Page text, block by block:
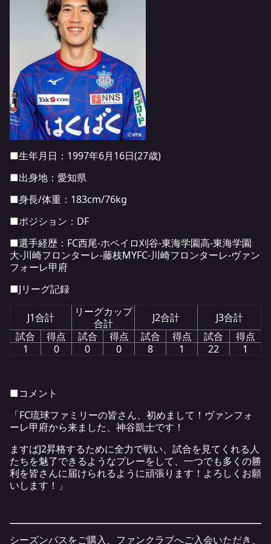
■生年月日：1997年6月16日(27歳)
■出身地：愛知県
■身長/体重：183cm/76kg
■ポジション：DF
■選手経歴：FC西尾-ホペイロ刈谷-東海学園高-東海学園
大-川崎フロンターレ-藤枝MYFC-川崎フロンターレ-ヴァン
フォーレ甲府
■Jリーグ記録
J1合計
リーグカップ
合計
J2合計
J3合計
試合
得点 試合 得点 試合 得点 試合
得点
1
0 0 0 8 1 22 1
■コメント
「FC琉球ファミリーの皆さん、初めまして！ヴァンフォ
ーレ甲府から来ました、神谷凱士です！
ますばJ2昇格するために全力で戦い、試合を見てくれる人
たちを魅了できるようなプレーをして、一つでも多くの勝
利を皆さんに届けられるように頑張ります！よろしくお願
いします！」
シーズンパスをご購入、ファンクラブへご入会いただき、